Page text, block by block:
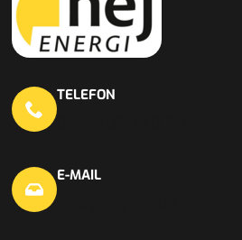
TELEFON
E-MAIL